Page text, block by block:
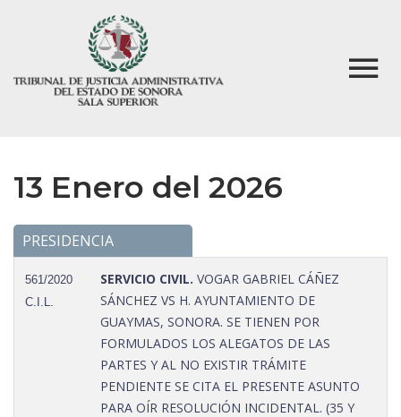
13 Enero del 2026
PRESIDENCIA
561/2020
C.I.L.
SERVICIO CIVIL. VOGAR GABRIEL CÁÑEZ
SÁNCHEZ VS H. AYUNTAMIENTO DE
GUAYMAS, SONORA. SE TIENEN POR
FORMULADOS LOS ALEGATOS DE LAS
PARTES Y AL NO EXISTIR TRÁMITE
PENDIENTE SE CITA EL PRESENTE ASUNTO
PARA OÍR RESOLUCIÓN INCIDENTAL. (35 Y